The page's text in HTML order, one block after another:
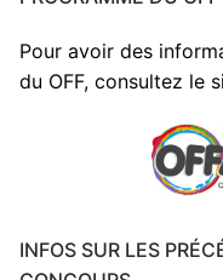
Pour avoir des
du OFF, consultez le
INFOS SUR LES